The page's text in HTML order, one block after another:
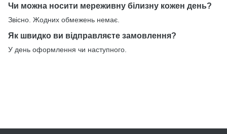
Чи можна носити мереживну білизну кожен день?
Звісно. Жодних обмежень немає.
Як швидко ви відправляєте замовлення?
У день оформлення чи наступного.